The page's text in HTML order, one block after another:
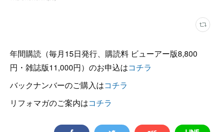
年間購読（毎月15日発行、購読料 ビューアー版8,800
円・雑誌版11,000円）のお申込はコチラ
バックナンバーのご購入はコチラ
リフォマガのご案内はコチラ